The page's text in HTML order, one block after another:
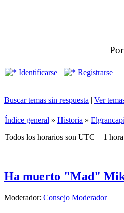
Identificarse Registrarse
Buscar temas sin respuesta | Ver
Índice general » Historia »
Todos los horarios son UTC + 1 hora
Ha muerto "Mad"
Moderador: Consejo Moderador